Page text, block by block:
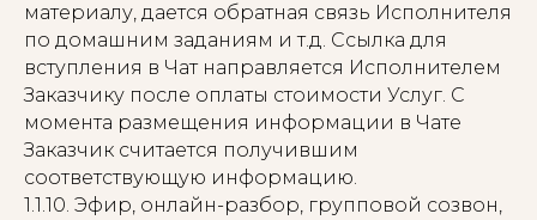
материалу, дается обратная связь Исполнителя
по домашним заданиям и т.д. Ссылка для
вступления в Чат направляется Исполнителем
Заказчику после оплаты стоимости Услуг. С
момента размещения информации в Чате
Заказчик считается получившим
соответствующую информацию.
1.1.10. Эфир, онлайн-разбор, групповой созвон,